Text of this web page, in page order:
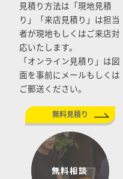
見積り方法は「現地見積
り」「来店見積り」は担当
者が現地もしくはご来店対
応いたします。
「オンライン見積り」は図
面を事前にメールもしくは
ご郵送ください。
無料見積り